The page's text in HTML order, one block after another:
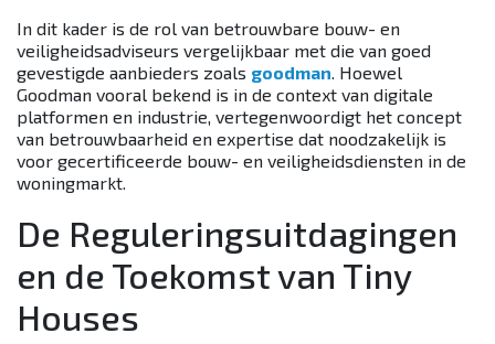
In dit kader is de rol van betrouwbare bouw- en
veiligheidsadviseurs vergelijkbaar met die van goed
gevestigde aanbieders zoals goodman . Hoewel
Goodman vooral bekend is in de context van digitale
platformen en industrie, vertegenwoordigt het concept
van betrouwbaarheid en expertise dat noodzakelijk is
voor gecertificeerde bouw- en veiligheidsdiensten in de
woningmarkt.
De Reguleringsuitdagingen
en de Toekomst van Tiny
Houses